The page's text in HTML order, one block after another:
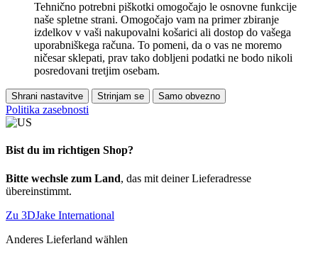
Tehnično potrebni piškotki omogočajo le osnovne funkcije
naše spletne strani. Omogočajo vam na primer zbiranje
izdelkov v vaši nakupovalni košarici ali dostop do vašega
uporabniškega računa. To pomeni, da o vas ne moremo
ničesar sklepati, prav tako dobljeni podatki ne bodo nikoli
posredovani tretjim osebam.
Shrani nastavitve Strinjam se Samo obvezno
Politika zasebnosti
Bist du im richtigen Shop?
Bitte wechsle zum Land, das mit deiner Lieferadresse
übereinstimmt.
Zu 3DJake International
Anderes Lieferland wählen